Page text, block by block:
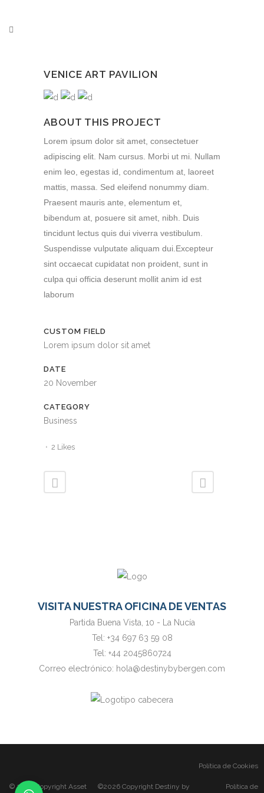
VENICE ART PAVILION
ABOUT THIS PROJECT
Lorem ipsum dolor sit amet, consectetuer
adipiscing elit. Nam cursus. Morbi ut mi. Nullam
enim leo, egestas id, condimentum at, laoreet
mattis, massa. Sed eleifend nonummy diam.
Praesent mauris ante, elementum et,
bibendum at, posuere sit amet, nibh. Duis
tincidunt lectus quis dui viverra vestibulum.
Suspendisse vulputate aliquam dui.Excepteur
sint occaecat cupidatat non proident, sunt in
culpa qui officia deserunt mollit anim id est
laborum
CUSTOM FIELD
Lorem ipsum dolor sit amet
DATE
20 November
CATEGORY
Business
2 Likes
VISITA NUESTRA OFICINA DE VENTAS
Partida Buena Vista, 10 - La Nucía
Tel: +34 697 63 59 08
Tel: +44 2045860724
Correo electrónico: hola@destinybybergen.com
© 2026 Copyright Asset ©2026 Copyright Destiny by
Política de Cookies
Política de